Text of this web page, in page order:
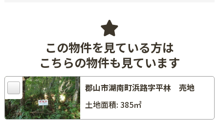
この物件を見ている方は
こちらの物件も見ています
郡山市湖南町浜路字平林 売地
土地面積: 385㎡